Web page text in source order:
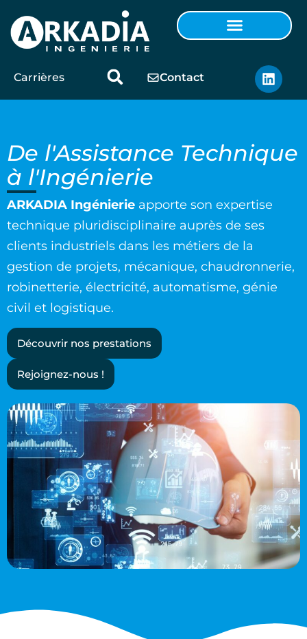
Carrières Contact
De l'Assistance Technique
à l'Ingénierie
ARKADIA Ingénierie apporte son expertise
technique pluridisciplinaire auprès de ses
clients industriels dans les métiers de la
gestion de projets, mécanique, chaudronnerie,
robinetterie, électricité, automatisme, génie
civil et logistique.
Découvrir nos prestations
Rejoignez-nous !